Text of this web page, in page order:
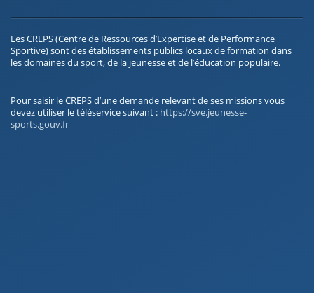
Les CREPS (Centre de Ressources d’Expertise et de Performance
Sportive) sont des établissements publics locaux de formation dans
les domaines du sport, de la jeunesse et de l’éducation populaire.
Pour saisir le CREPS d’une demande relevant de ses missions vous
devez utiliser le téléservice suivant : https://sve.jeunesse-
sports.gouv.fr